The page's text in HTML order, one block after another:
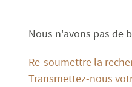
Terrasse
Nous n'avons pas de
Re-soumettre la
Transmettez-nous